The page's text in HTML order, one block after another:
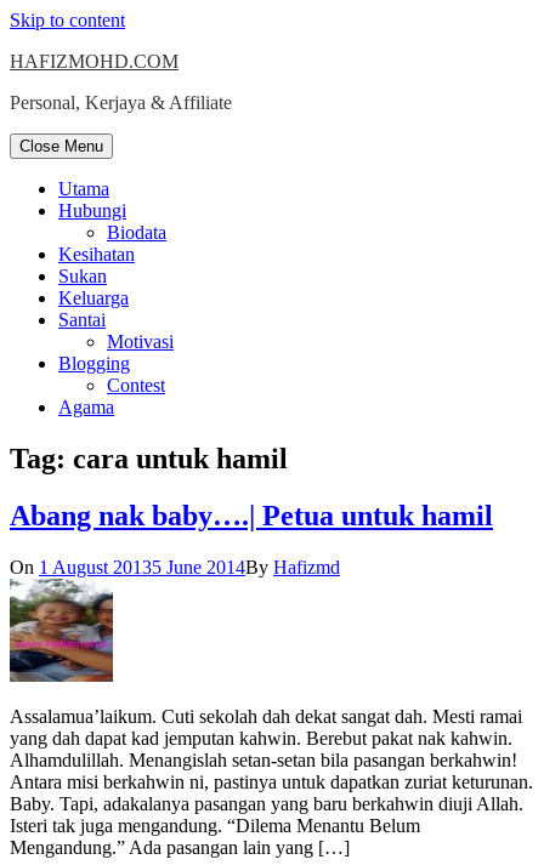
Skip to content
HAFIZMOHD.COM
Personal, Kerjaya & Affiliate
Close Menu
Utama
Hubungi
Biodata
Kesihatan
Sukan
Keluarga
Santai
Motivasi
Blogging
Contest
Agama
Tag: cara untuk hamil
Abang nak baby….| Petua untuk hamil
On 1 August 20135 June 2014By Hafizmd
Assalamua’laikum. Cuti sekolah dah dekat sangat dah. Mesti ramai
yang dah dapat kad jemputan kahwin. Berebut pakat nak kahwin.
Alhamdulillah. Menangislah setan-setan bila pasangan berkahwin!
Antara misi berkahwin ni, pastinya untuk dapatkan zuriat keturunan.
Baby. Tapi, adakalanya pasangan yang baru berkahwin diuji Allah.
Isteri tak juga mengandung. “Dilema Menantu Belum
Mengandung.” Ada pasangan lain yang […]